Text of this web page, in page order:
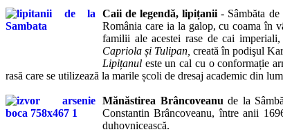
Caii de legendă, lipițanii - Sâmbăta
România care ia la galop, cu coama în
familii ale acestei rase de cai
Capriola și Tulipan, creată în podişul
Lipițanul este un cal cu o conformație
rasă care se utilizează la marile școli de dresaj academic din
Mănăstirea Brâncoveanu de la
Constantin Brâncoveanu, între anii
duhovnicească.